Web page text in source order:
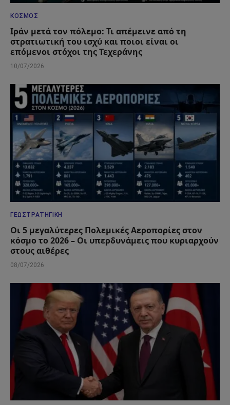
ΚΌΣΜΟΣ
Ιράν μετά τον πόλεμο: Τι απέμεινε από τη
στρατιωτική του ισχύ και ποιοι είναι οι
επόμενοι στόχοι της Τεχεράνης
10/07/2026
ΓΕΩΣΤΡΑΤΗΓΙΚΉ
Οι 5 μεγαλύτερες Πολεμικές Αεροπορίες στον
κόσμο το 2026 – Οι υπερδυνάμεις που κυριαρχούν
στους αιθέρες
08/07/2026